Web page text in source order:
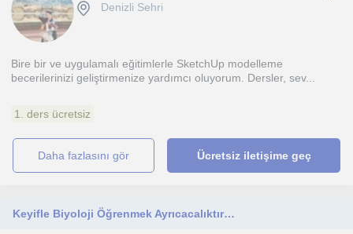
Denizli Sehri
Bire bir ve uygulamalı eğitimlerle SketchUp modelleme
becerilerinizi geliştirmenize yardımcı oluyorum. Dersler, sev...
1. ders ücretsiz
daha fazlasını gör Ücretsiz iletişime geç
Keyifle Biyoloji Öğrenmek Ayrıcacalıktır…